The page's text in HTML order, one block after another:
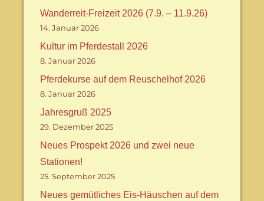
Wanderreit-Freizeit 2026 (7.9. – 11.9.26)
14. Januar 2026
Kultur im Pferdestall 2026
8. Januar 2026
Pferdekurse auf dem Reuschelhof 2026
8. Januar 2026
Jahresgruß 2025
29. Dezember 2025
Neues Prospekt 2026 und zwei neue
Stationen!
25. September 2025
Neues gemütliches Eis-Häuschen auf dem